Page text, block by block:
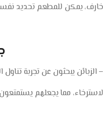
يمكن للمطعم تحديد
– الزبائن يبحثون عن تجربة تناول
مما يجعلهم